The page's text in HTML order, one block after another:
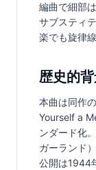
編曲で細部
サブスティ
楽でも旋律
歴史的
本曲は同作
Yourself a
ンダード化
ガーランド
公開は1944